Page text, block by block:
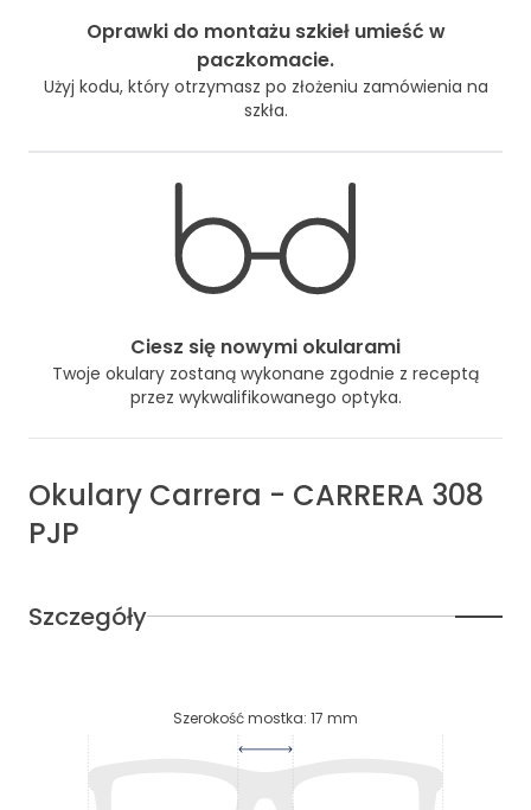
Oprawki do montażu szkieł umieść w
paczkomacie.
Użyj kodu, który otrzymasz po złożeniu zamówienia na
szkła.
Ciesz się nowymi okularami
Twoje okulary zostaną wykonane zgodnie z receptą
przez wykwalifikowanego optyka.
Okulary Carrera - CARRERA 308
PJP
Szczegóły
Szerokość mostka: 17 mm